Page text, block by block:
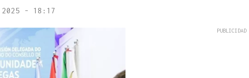
2025 - 18:17